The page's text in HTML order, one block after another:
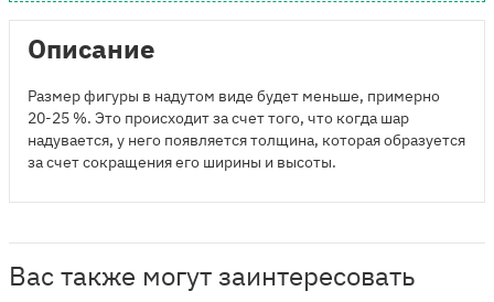
Описание
Размер фигуры в надутом виде будет меньше, примерно
20-25 %. Это происходит за счет того, что когда шар
надувается, у него появляется толщина, которая образуется
за счет сокращения его ширины и высоты.
Вас также могут заинтересовать